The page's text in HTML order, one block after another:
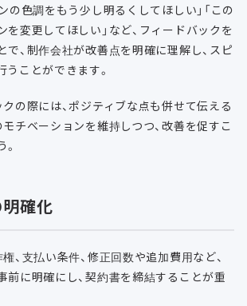
の色調をもう少し明るくしてほしい」「この
変更してほしい」など、フィードバックを
、制作会社が改善点を明確に理解し、スピ
ことができます。
クの際には、ポジティブな点も併せて伝える
モチベーションを維持しつつ、改善を促すこ
確化
、支払い条件、修正回数や追加費用など、
前に明確にし、契約書を締結することが重